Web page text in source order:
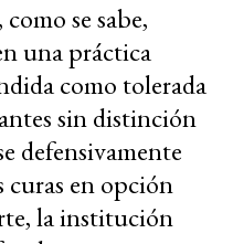
se sabe,
una práctica
como tolerada
sin distinción
defensivamente
curas en opción
la institución